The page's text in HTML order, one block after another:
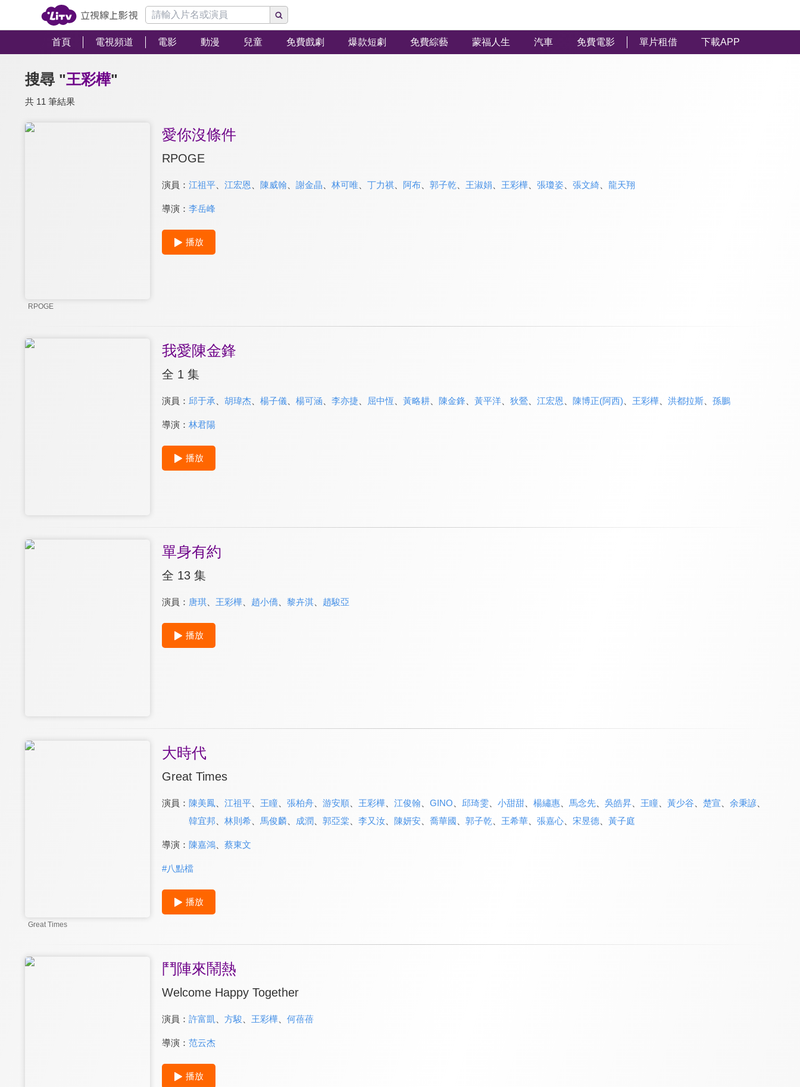
首頁 電視頻道 電影 動漫 兒童 免費戲劇 爆款短劇 免費綜藝 蒙福人生 汽車 免費電影 單片租借 下載APP
搜尋 "王彩樺"
共 11 筆結果
RPOGE
愛你沒條件
RPOGE
演員： 江祖平、 江宏恩 陳威翰 謝金晶 林可唯、 丁力祺、 阿布、 郭子乾 王淑娟 王彩樺、 張瓊姿、 張文綺、 龍天翔
導演： 李岳峰
播放
我愛陳金鋒
全 1 集
演員： 邱于承 胡瑋杰、 楊子儀、 楊可涵 李亦捷 屈中恆 黃略耕、 陳金鋒 黃平洋、 狄鶯、 江宏恩 陳博正(阿西) 王彩樺、 洪都拉斯、 孫鵬
導演： 林君陽
播放
單身有約
全 13 集
演員： 唐琪、 王彩樺、 趙小僑 黎卉淇、 趙駿亞
播放
Great Times
大時代
Great Times
演員： 陳美鳳、 江祖平、 王瞳、 張柏舟、 游安順、 王彩樺、 江俊翰 GINO 邱琦雯 小甜甜、 楊繡惠、 馬念先、 吳皓昇、 王瞳、 黃少谷 楚宣 余秉諺、
韓宜邦
林則希、 馬俊麟、 成潤 郭亞棠 李又汝、 陳妍安 喬華國 郭子乾 王希華、 張嘉心、 宋昱德、 黃子庭
導演： 陳嘉鴻、 蔡東文
#八點檔
播放
鬥陣來鬧熱
Welcome Happy Together
演員： 許富凱 方駿 王彩樺、 何蓓蓓
導演： 范云杰
播放